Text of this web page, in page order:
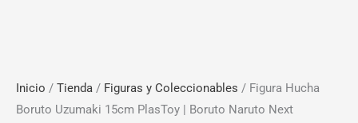
Inicio / Tienda / Figuras y Coleccionables / Figura Hucha
Boruto Uzumaki 15cm PlasToy | Boruto Naruto Next